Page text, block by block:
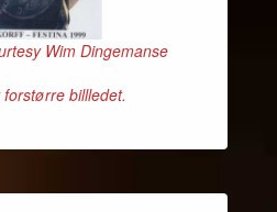
Wim Dingemanse
billledet.